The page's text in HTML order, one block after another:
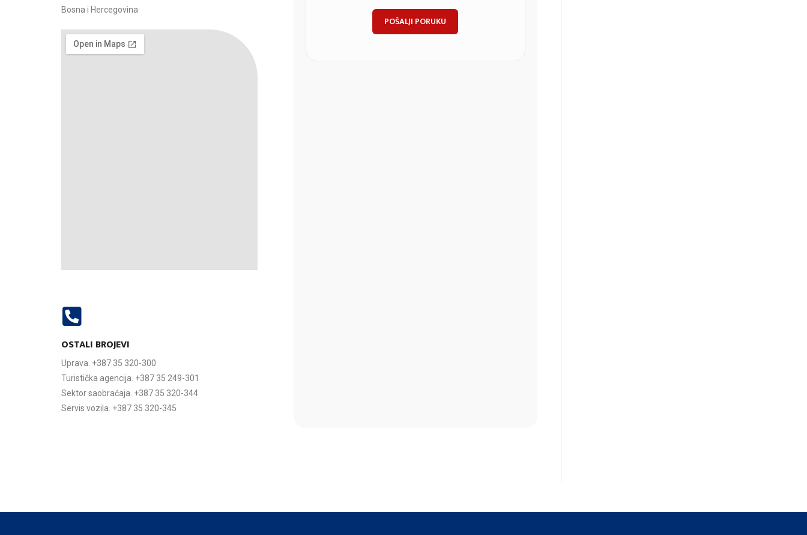
Bosna i Hercegovina
OSTALI BROJEVI
Uprava. +387 35 320-300
Turistička agencija. +387 35 249-301
Sektor saobraćaja. +387 35 320-344
Servis vozila. +387 35 320-345
POŠALJI PORUKU